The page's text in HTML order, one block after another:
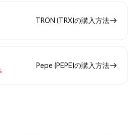
TRON (TRX)の購入方法
Pepe (PEPE)の購入方法